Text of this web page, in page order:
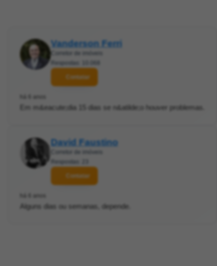
Vanderson Ferri
Corretor de imóveis
Respostas: 10.068
Contatar
há 6 anos
Em m&eacute;dia 15 dias se n&atilde;o houver problemas.
David Faustino
Corretor de imóveis
Respostas: 23
Contatar
há 6 anos
Alguns dias ou semanas, depende.